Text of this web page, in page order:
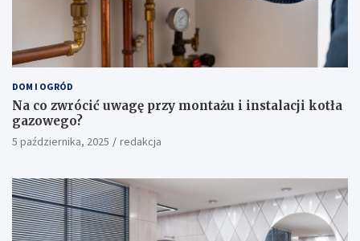
DOM I OGRÓD
Na co zwrócić uwagę przy montażu i instalacji kotła
gazowego?
5 października, 2025 redakcja